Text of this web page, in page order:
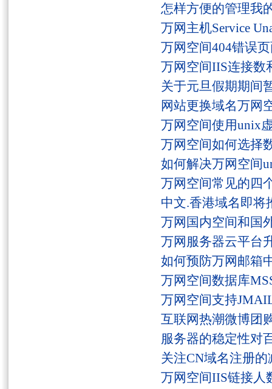
怎样方便的管理我
万网主机Service
万网空间404错误
万网空间IIS连接数
关于元旦假期期间
网站更换域名万网
万网空间使用unix
万网空间如何选择
如何解决万网空间
万网空间常见的四
中文.香港域名即将
万网国内空间和国
万网服务器云平台
如何预防万网邮箱
万网空间数据库
万网空间支持
互联网热潮微博团
服务器的稳定性对
关注CN域名注册
万网空间IIS链接人